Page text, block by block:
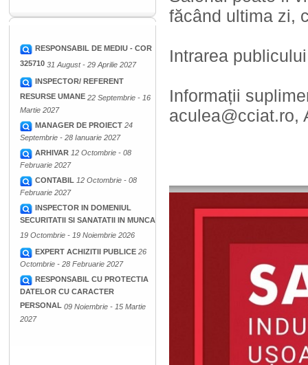
RESPONSABIL DE MEDIU - COR
325710 31 August - 29 Aprilie 2027
INSPECTOR/ REFERENT
RESURSE UMANE 22 Septembrie - 16
Martie 2027
MANAGER DE PROIECT 24
Septembrie - 28 Ianuarie 2027
ARHIVAR 12 Octombrie - 08
Februarie 2027
CONTABIL 12 Octombrie - 08
Februarie 2027
INSPECTOR IN DOMENIUL
SECURITATII SI SANATATII IN MUNCA
19 Octombrie - 19 Noiembrie 2026
EXPERT ACHIZITII PUBLICE 26
Octombrie - 28 Februarie 2027
RESPONSABIL CU PROTECTIA
DATELOR CU CARACTER
PERSONAL 09 Noiembrie - 15 Martie
2027
făcând ultima zi,
Intrarea
Informații
aculea@cciat.ro,